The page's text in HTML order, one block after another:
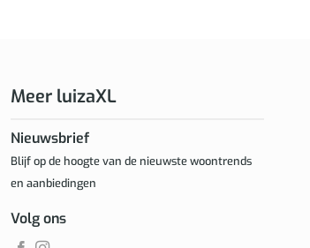
Meer luizaXL
Nieuwsbrief
Blijf op de hoogte van de nieuwste woontrends
en aanbiedingen
Volg ons